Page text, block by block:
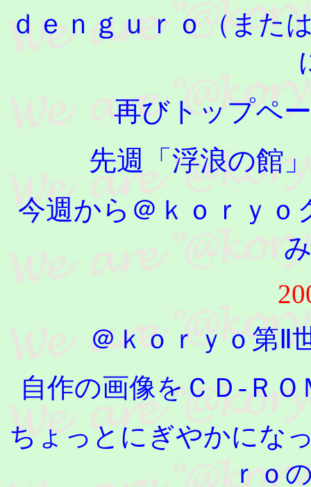
ｄｅｎｇｕｒｏ（また
再びトップペ
先週「浮浪の館
今週から＠ｋｏｒｙｏ
＠ｋｏｒｙｏ第Ⅱ
自作の画像をＣＤ-Ｒ
ちょっとにぎやかにな
ｒｏ